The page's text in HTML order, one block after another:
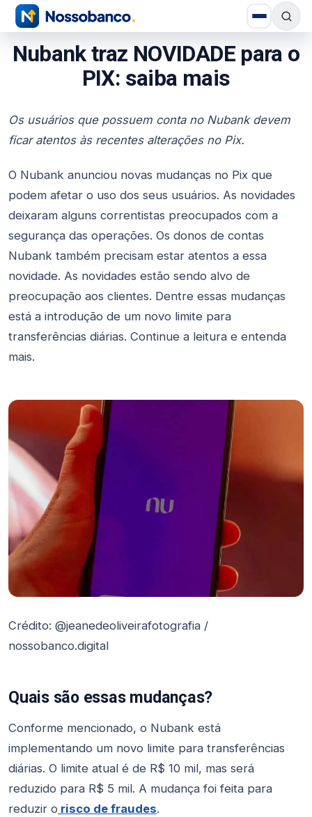
Nubank traz NOVIDADE para o
PIX: saiba mais
Os usuários que possuem conta no Nubank devem
ficar atentos às recentes alterações no Pix.
O Nubank anunciou novas mudanças no Pix que
podem afetar o uso dos seus usuários. As novidades
deixaram alguns correntistas preocupados com a
segurança das operações. Os donos de contas
Nubank também precisam estar atentos a essa
novidade. As novidades estão sendo alvo de
preocupação aos clientes. Dentre essas mudanças
está a introdução de um novo limite para
transferências diárias. Continue a leitura e entenda
mais.
Crédito: @jeanedeoliveirafotografia /
nossobanco.digital
Quais são essas mudanças?
Conforme mencionado, o Nubank está
implementando um novo limite para transferências
diárias. O limite atual é de R$ 10 mil, mas será
reduzido para R$ 5 mil. A mudança foi feita para
reduzir o risco de fraudes.